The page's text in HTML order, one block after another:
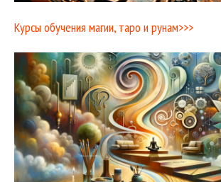
Курсы обучения магии, таро и рунам>>>